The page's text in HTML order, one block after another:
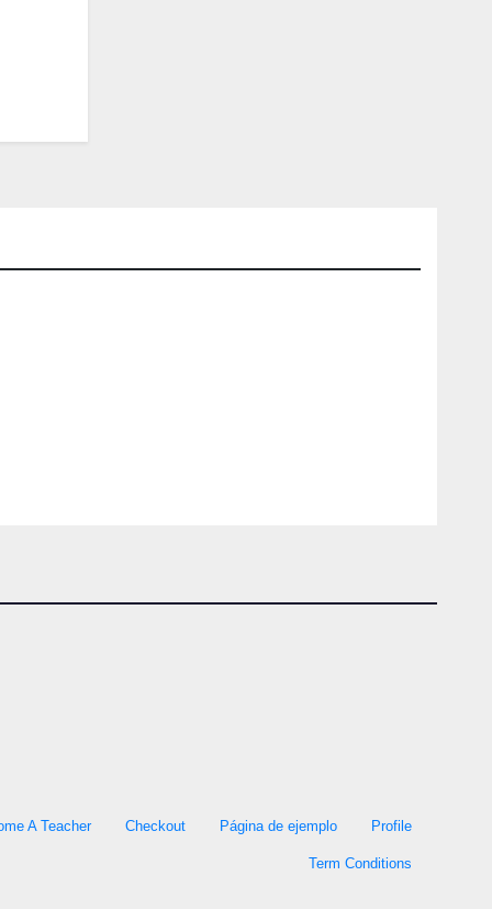
A Teacher Checkout Página de ejemplo Profile
Term Conditions